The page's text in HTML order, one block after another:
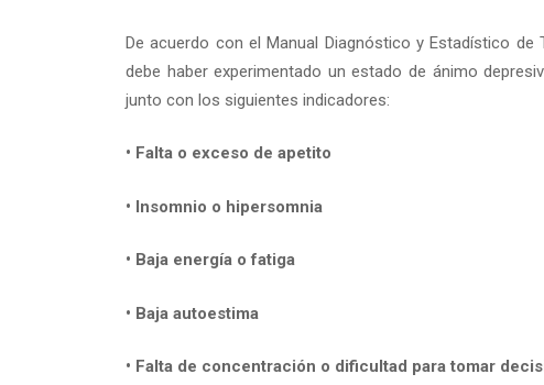
De acuerdo con el Manual Diagnóstico y Estadístico
debe haber experimentado un estado de ánimo
junto con los siguientes indicadores:
• Falta o exceso de apetito
• Insomnio o hipersomnia
• Baja energía o fatiga
• Baja autoestima
• Falta de concentración o dificultad para tomar